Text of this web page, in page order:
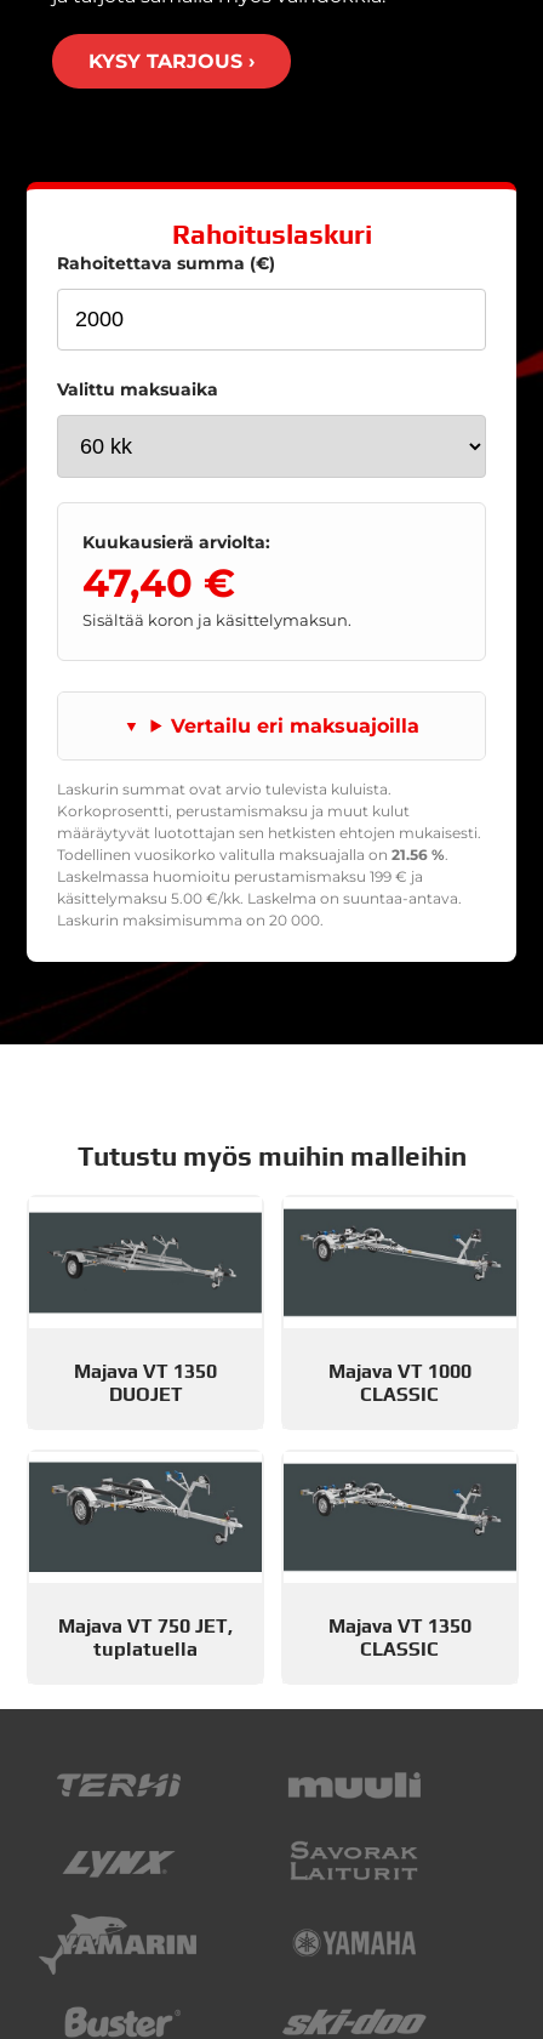
KYSY TARJOUS ›
Rahoituslaskuri
Rahoitettava summa (€)
Valittu maksuaika
Kuukausierä arviolta:
47,40 €
Sisältää koron ja käsittelymaksun.
Vertailu eri maksuajoilla
Laskurin summat ovat arvio tulevista kuluista.
Korkoprosentti, perustamismaksu ja muut kulut
määräytyvät luotottajan sen hetkisten ehtojen mukaisesti.
Todellinen vuosikorko valitulla maksuajalla on21.56 %.
Laskelmassa huomioitu perustamismaksu199 € ja
käsittelymaksu5.00 €/kk. Laskelma on suuntaa-antava.
Laskurin maksimisumma on 20 000.
Tutustu myös muihin malleihin
Majava VT 1350
DUOJET
Majava VT 1000
CLASSIC
Majava VT 750 JET,
tuplatuella
Majava VT 1350
CLASSIC